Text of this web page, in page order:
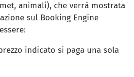
animali), che verrà mostrata
sul Booking Engine
indicato si paga una sola